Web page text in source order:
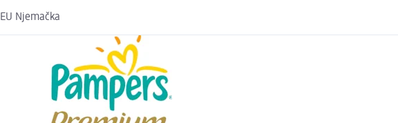
EU Njemačka